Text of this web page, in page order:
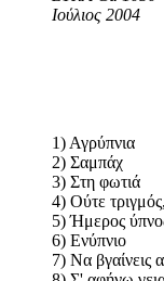
Ιούλιος 2004
1) Αγρύπνια
2) Σαμπάχ
3) Στη φωτιά
4) Ούτε
5) Ήμερος
6) Ενύπνιο
7) Να βγαίνεις